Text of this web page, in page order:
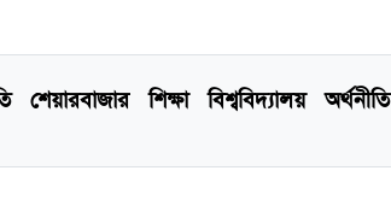
শেয়ারবাজার শিক্ষা বিশ্ববিদ্যালয় অর্থনীতি